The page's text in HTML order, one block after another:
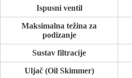
Ispusni ventil
Maksimalna težina za
podizanje
Sustav filtracije
Uljač (Oil Skimmer)